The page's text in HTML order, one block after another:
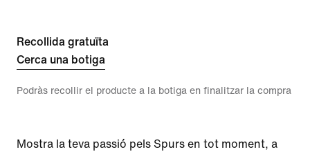
Recollida gratuïta
Cerca una botiga
Podràs recollir el producte a la botiga en finalitzar la compra
Mostra la teva passió pels Spurs en tot moment, a